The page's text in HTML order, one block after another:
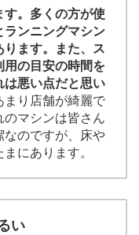
。多くの方が使
ランニングマシン
ます。また、ス
の目安の時間を
悪い点だと思い
り店舗が綺麗で
マシンは皆さん
なのですが、床や
にあります。
い